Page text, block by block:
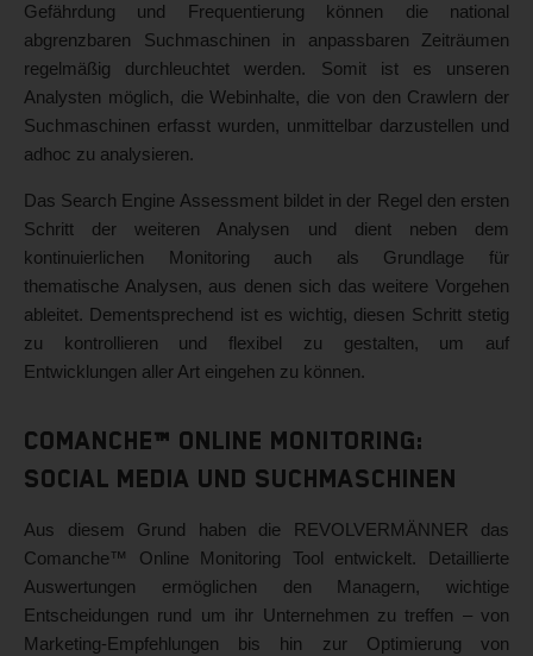
Gefährdung und Frequentierung können die national
abgrenzbaren Suchmaschinen in anpassbaren Zeiträumen
regelmäßig durchleuchtet werden. Somit ist es unseren
Analysten möglich, die Webinhalte, die von den Crawlern der
Suchmaschinen erfasst wurden, unmittelbar darzustellen und
adhoc zu analysieren.
Das Search Engine Assessment bildet in der Regel den ersten
Schritt der weiteren Analysen und dient neben dem
kontinuierlichen Monitoring auch als Grundlage für
thematische Analysen, aus denen sich das weitere Vorgehen
ableitet. Dementsprechend ist es wichtig, diesen Schritt stetig
zu kontrollieren und flexibel zu gestalten, um auf
Entwicklungen aller Art eingehen zu können.
Comanche™ Online Monitoring:
Social Media und Suchmaschinen
Aus diesem Grund haben die REVOLVERMÄNNER das
Comanche™ Online Monitoring Tool entwickelt. Detaillierte
Auswertungen ermöglichen den Managern, wichtige
Entscheidungen rund um ihr Unternehmen zu treffen – von
Marketing-Empfehlungen bis hin zur Optimierung von